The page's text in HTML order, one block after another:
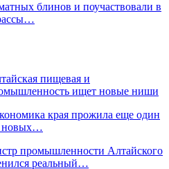
блинов и поучаствовали в
пищевая и
ищет новые ниши
края прожила еще один
новых…
промышленности Алтайского
реальный…